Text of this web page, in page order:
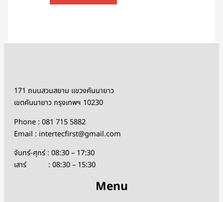
171 ถนนสวนสยาม แขวงคันนายาว
เขตคันนายาว กรุงเทพฯ 10230
Phone : 081 715 5882
Email : intertecfirst@gmail.com
จันทร์-ศุกร์ : 08:30 – 17:30
เสาร์ : 08:30 – 15:30
Menu